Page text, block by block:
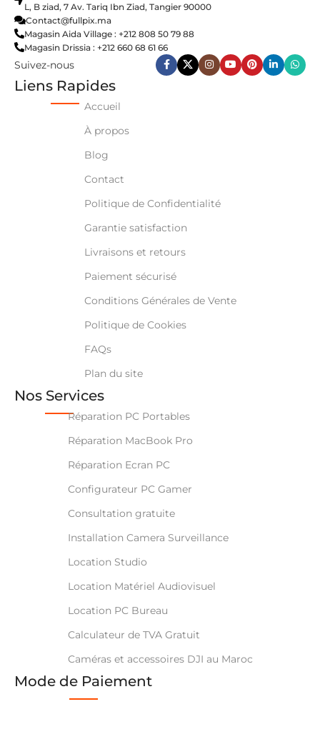
L, B ziad, 7 Av. Tariq Ibn Ziad, Tangier 90000
Contact@fullpix.ma
Magasin Aida Village : +212 808 50 79 88
Magasin Drissia : +212 660 68 61 66
Suivez-nous
Liens Rapides
Accueil
À propos
Blog
Contact
Politique de Confidentialité
Garantie satisfaction
Livraisons et retours
Paiement sécurisé
Conditions Générales de Vente
Politique de Cookies
FAQs
Plan du site
Nos Services
Réparation PC Portables
Réparation MacBook Pro
Réparation Ecran PC
Configurateur PC Gamer
Consultation gratuite
Installation Camera Surveillance
Location Studio
Location Matériel Audiovisuel
Location PC Bureau
Calculateur de TVA Gratuit
Caméras et accessoires DJI au Maroc
Mode de Paiement